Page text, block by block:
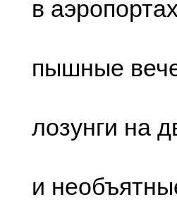
в
пышные
лозунги на
и